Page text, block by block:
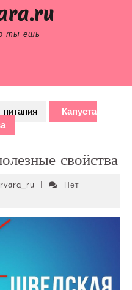
ты ешь
Капуста
свойства
lpvarvara_ru
Нет